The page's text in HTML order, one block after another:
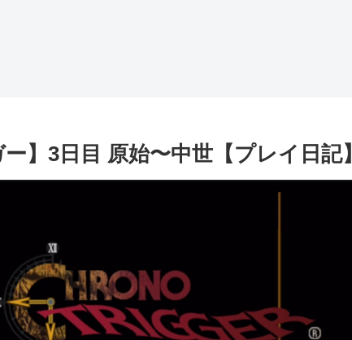
】3日目 原始〜中世【プレイ日記】